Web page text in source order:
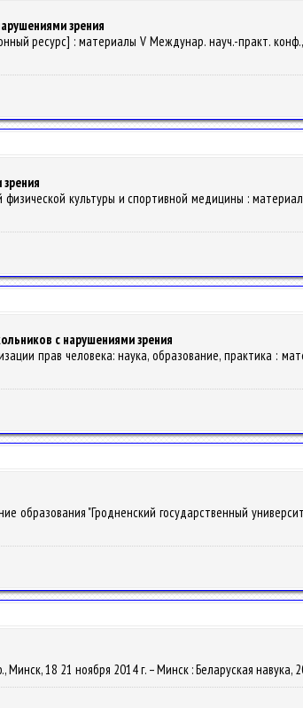
зрения
ресурс] : материалы V Междунар. науч.-практ.
культуры и спортивной медицины :
с нарушениями зрения
прав человека: наука, образование, практика :
образования "Гродненский государственный
18 21 ноября 2014 г. – Минск : Беларуская навука,